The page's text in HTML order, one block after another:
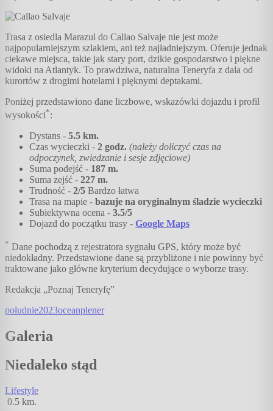
Trasa z osiedla Marazul do Callao Salvaje nie jest może
najpopularniejszym szlakiem, ani też najładniejszym. Oferuje jednak
ciekawe miejsca, takie jak stary port, dzikie gospodarstwo i piękne
widoki na Atlantyk. To prawdziwa, naturalna Teneryfa z dala od
kurortów z drogimi hotelami i pięknymi deptakami.
Poniżej przedstawiono dane liczbowe, wskazówki dojazdu i profil
wysokości*:
Dystans - 5.5 km.
Czas wycieczki - 2 godz. (należy doliczyć czas na
odpoczynek, zwiedzanie i sesje zdjęciowe)
Suma podejść - 187 m.
Suma zejść - 227 m.
Trudność - 2/5 Bardzo łatwa
Trasa na mapie - bazuje na oryginalnym śladzie wycieczki
Subiektywna ocena - 3.5/5
Dojazd do początku trasy - Google Maps
* Dane pochodzą z rejestratora sygnału GPS, który może być
niedokładny. Przedstawione dane są przybliżone i nie powinny być
traktowane jako główne kryterium decydujące o wyborze trasy.
Redakcja „Poznaj Teneryfę”
południe2023oceanplener
Galeria
Niedaleko stąd
Lifestyle
0.5 km.